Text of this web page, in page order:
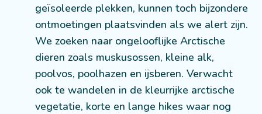
geïsoleerde plekken, kunnen toch bijzondere
ontmoetingen plaatsvinden als we alert zijn.
We zoeken naar ongelooflijke Arctische
dieren zoals muskusossen, kleine alk,
poolvos, poolhazen en ijsberen. Verwacht
ook te wandelen in de kleurrijke arctische
vegetatie, korte en lange hikes waar nog